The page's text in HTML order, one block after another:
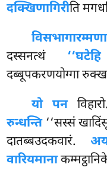
दक्खिणागिरीति
दस्सनत्थं
दब्बूपकरणयोग्गा
यो पन
रुन्धन्ति‘‘सस्सं
दातब्बउदकवारं.
वारियमाना